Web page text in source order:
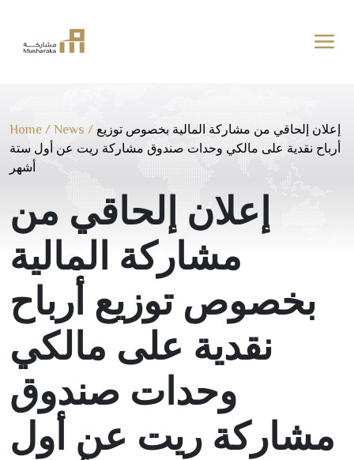
content
Home / News / إعلان إلحاقي من مشاركة المالية بخصوص توزيع
أرباح نقدية على مالكي وحدات صندوق مشاركة ريت عن أول ستة
أشهر
إعلان إلحاقي من
مشاركة المالية
بخصوص توزيع أرباح
نقدية على مالكي
وحدات صندوق
مشاركة ريت عن أول